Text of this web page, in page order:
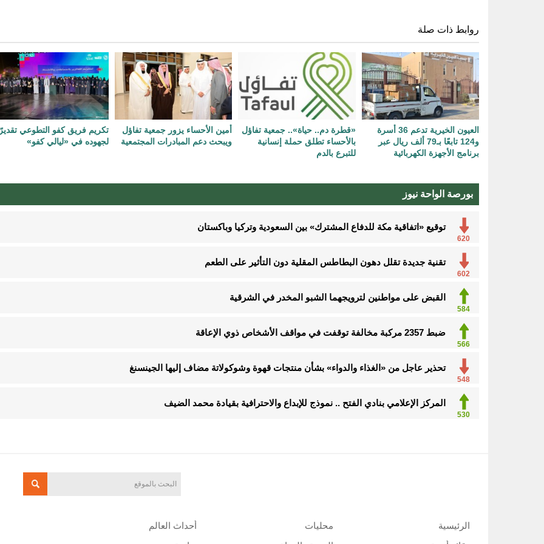
روابط ذات صلة
العيون الخيرية تدعم 36 أسرة
و124 تابعًا بـ79 ألف ريال عبر
برنامج الأجهزة الكهربائية
«قطرة دم.. حياة».. جمعية تفاؤل
بالأحساء تطلق حملة إنسانية
للتبرع بالدم
أمين الأحساء يزور جمعية تفاؤل
ويبحث دعم المبادرات المجتمعية
تكريم فريق كفو التطوعي
لجهوده في «ليالي كفو»
بورصة الواحة نيوز
620
توقيع «اتفاقية مكة للدفاع المشترك» بين السعودية وتركيا وباكستان
602
تقنية جديدة تقلل دهون البطاطس المقلية دون التأثير على الطعم
584
القبض على مواطنين لترويجهما الشبو المخدر في الشرقية
566
ضبط 2357 مركبة مخالفة توقفت في مواقف الأشخاص ذوي الإعاقة
548
تحذير عاجل من «الغذاء والدواء» بشأن منتجات قهوة وشوكولاتة مضاف إليها الجينسنغ
530
المركز الإعلامي بنادي الفتح .. نموذج للإبداع والاحترافية بقيادة محمد الضيف
الرئيسية محليات أحداث العالم